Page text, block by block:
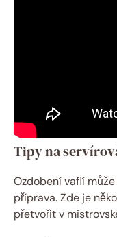
Tipy na
Ozdobení vaflí
příprava. Zde je
přetvořit v